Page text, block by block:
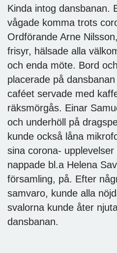
Kinda intog dansbanan.
vågade komma trots
Ordförande Arne
frisyr, hälsade alla
och enda möte. Bord
placerade på
caféet servade med
räksmörgås. Einar
och underhöll på
kunde också låna
sina corona-
nappade bl.a Helena
församling, på. Efter
samvaro, kunde alla
svalorna kunde åter
dansbanan.